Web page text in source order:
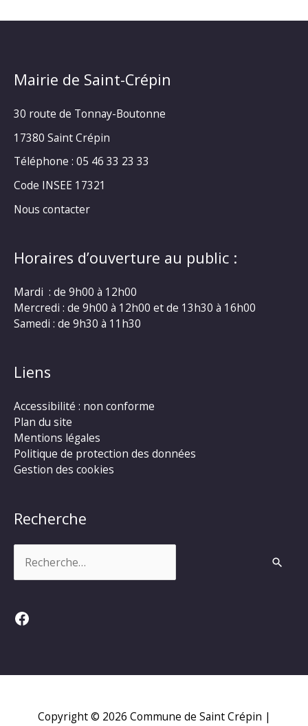
Mairie de Saint-Crépin
30 route de Tonnay-Boutonne
17380 Saint Crépin
Téléphone : 05 46 33 23 33
Code INSEE 17321
Nous contacter
Horaires d’ouverture au public :
Mardi : de 9h00 à 12h00
Mercredi : de 9h00 à 12h00 et de 13h30 à 16h00
Samedi : de 9h30 à 11h30
Liens
Accessibilité : non conforme
Plan du site
Mentions légales
Politique de protection des données
Gestion des cookies
Recherche
Facebook
Copyright © 2026 Commune de Saint Crépin |